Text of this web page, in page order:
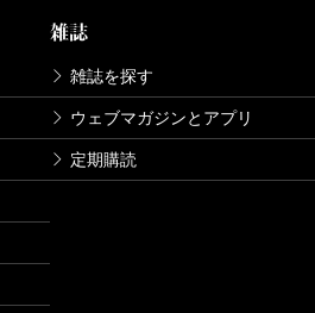
雑誌
雑誌を探す
ウェブマガジンとアプリ
定期購読